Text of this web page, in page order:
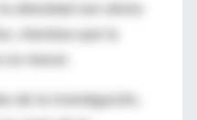
mientras que la
de la investigación,